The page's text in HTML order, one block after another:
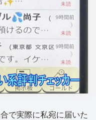
で実際に私宛に届いた